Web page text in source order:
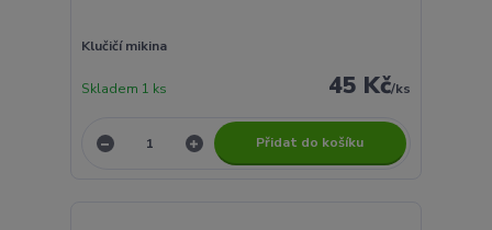
Klučičí mikina
45 Kč/ks
Skladem 1 ks
Přidat do košíku